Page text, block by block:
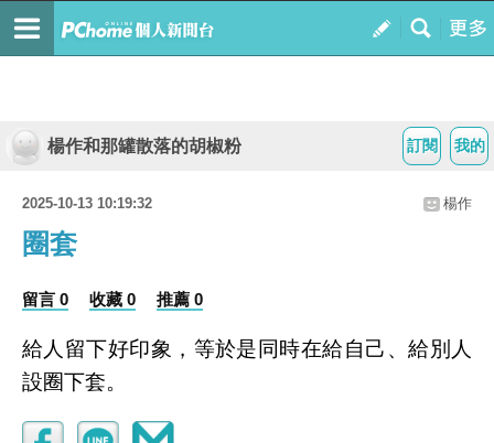
我的
訂閱
楊作和那罐散落的胡椒粉
2025-10-13 10:19:32 楊作
圈套
留言 0 收藏 0 推薦 0
給人留下好印象，等於是同時在給自己、給別人
設圈下套。